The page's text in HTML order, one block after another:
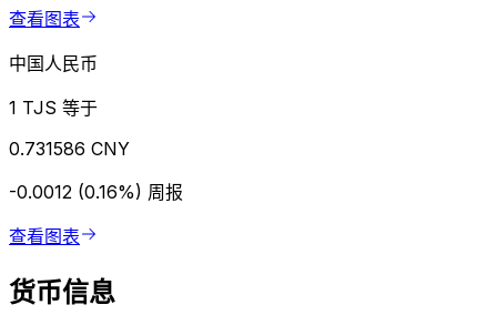
查看图表
中国人民币
1 TJS 等于
0.731586 CNY
-0.0012 (0.16%) 周报
查看图表
货币信息